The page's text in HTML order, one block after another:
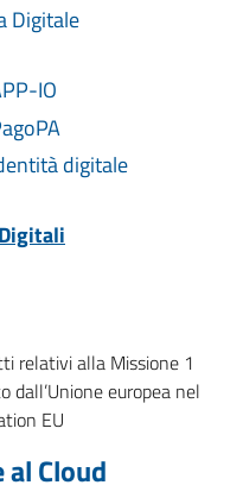
Digitale
IO
digitale
relativi alla Missione 1
dall’Unione europea nel
EU
Cloud